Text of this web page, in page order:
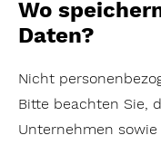
Wo
Daten?
Nicht
Bitte beachten Sie,
Unternehmen sowie